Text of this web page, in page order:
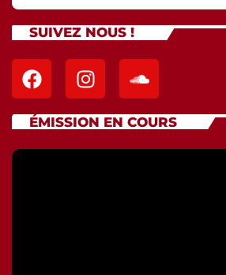
SUIVEZ NOUS !
ÉMISSION EN COURS